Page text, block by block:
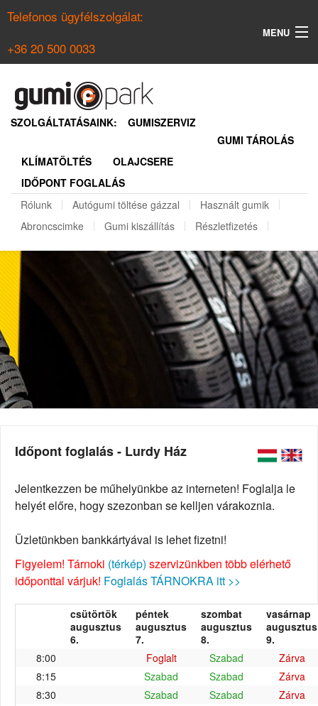
Telefonos ügyfélszolgálat:
+36 20 500 0033
MENU
NYÁRI GUMI KERESŐ
REGISZTRÁCIÓ
SZOLGÁLTATÁSAINK:
GUMISZERVIZ
GUMI TÁROLÁS
KLÍMATÖLTÉS
OLAJCSERE
IDŐPONT FOGLALÁS
Rólunk
Autógumi töltése gázzal
Használt gumik
Abroncscimke
Gumi kiszállítás Részletfizetés
Időpont foglalás - Lurdy Ház
Jelentkezzen be műhelyünkbe az interneten! Foglalja le
helyét előre, hogy szezonban se kelljen várakoznia.
Üzletünkben bankkártyával is lehet fizetni!
Figyelem! Tárnoki (térkép) szervizünkben több elérhető
időponttal várjuk! Foglalás TÁRNOKRA itt >>
csütörtök
augusztus
6.
péntek
augusztus
7.
szombat
augusztus
8.
vasárnap
augusztus
9.
8:00
Foglalt Szabad
Zárva
8:15
Szabad Szabad
Zárva
8:30
Szabad Szabad
Zárva